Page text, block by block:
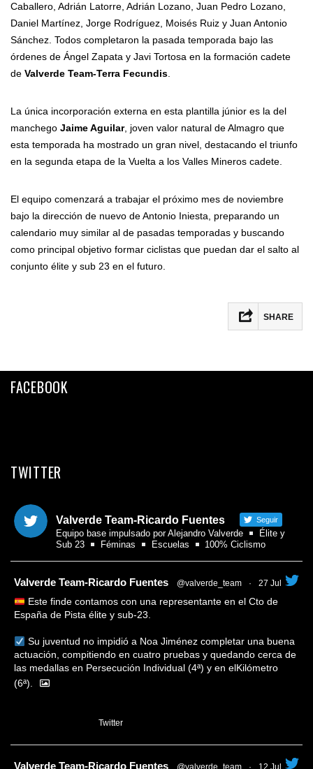
Caballero, Adrián Latorre, Adrián Lozano, Juan Pedro Lozano,
Daniel Martínez, Jorge Rodríguez, Moisés Ruiz y Juan Antonio
Sánchez. Todos completaron la pasada temporada bajo las
órdenes de Ángel Zapata y Javi Tortosa en la formación cadete
de Valverde Team-Terra Fecundis
La única incorporación externa en esta plantilla júnior es la del
manchego Jaime Aguilar, joven valor natural de Almagro que
esta temporada ha mostrado un gran nivel, destacando el triunfo
en la segunda etapa de la Vuelta a los Valles Mineros cadete.
El equipo comenzará a trabajar el próximo mes de noviembre
bajo la dirección de nuevo de Antonio Iniesta, preparando un
calendario muy similar al de pasadas temporadas y buscando
como principal objetivo formar ciclistas que puedan dar el salto al
conjunto élite y sub 23 en el futuro.
SHARE
Twitter
FACEBOOK
TWITTER
Valverde Team-Ricardo Fuentes Seguir
Equipo base impulsado por Alejandro Valverde
Élite y
Sub 23
Féminas Escuelas 100% Ciclismo
Valverde Team-Ricardo Fuentes @valverde_team · 27 Jul
Este finde contamos con una representante en el Cto de
España de Pista élite y sub-23.
Su juventud no impidió a Noa Jiménez completar una buena
actuación, compitiendo en cuatro pruebas y quedando cerca de
las medallas en Persecución Individual (4ª) y en elKilómetro
(6ª).
Twitter
Valverde Team-Ricardo Fuentes @valverde_team · 12 Jul